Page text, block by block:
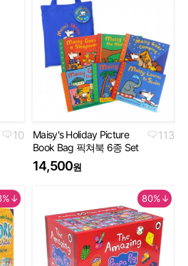
10 113
Maisy's Holiday Picture
Book Bag 픽쳐북 6종 Set
14,500원
80%↓